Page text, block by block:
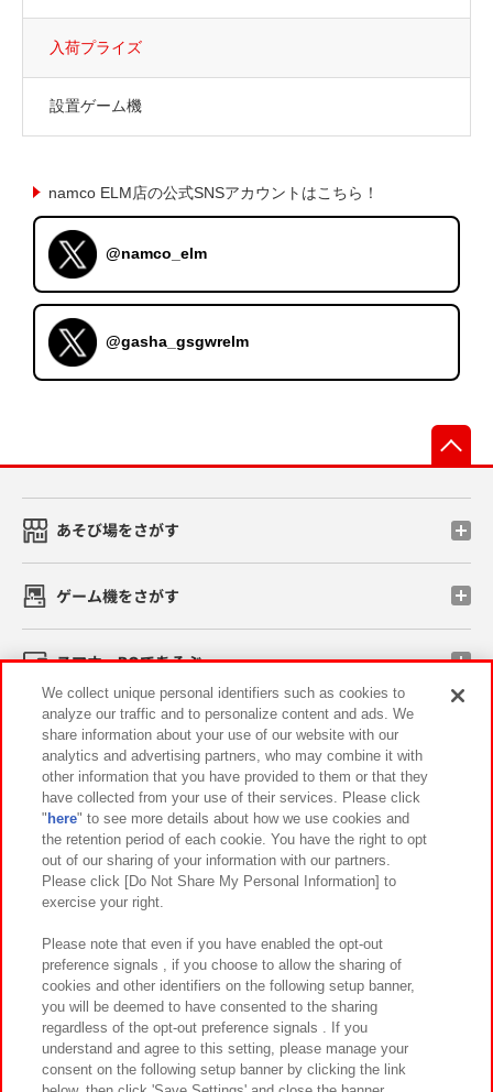
入荷プライズ
設置ゲーム機
namco ELM店の公式SNSアカウントはこちら！
@namco_elm
@gasha_gsgwrelm
あそび場をさがす
ゲーム機をさがす
スマホ・PCであそぶ
イベント・キャンペーン
関連会社 サステナビリティ サイトポリシー
プライバシーポリシー ウェブアクセシビリティ方針と検証結果
お取引先さまとともに
カスタマーハラスメント対応方針 よくあるご質問・お問い合わせ
We collect unique personal identifiers such as cookies to
analyze our traffic and to personalize content and ads. We
share information about your use of our website with our
analytics and advertising partners, who may combine it with
other information that you have provided to them or that they
have collected from your use of their services. Please click
" here" to see more details about how we use cookies and
the retention period of each cookie. You have the right to opt
out of our sharing of your information with our partners.
Please click [Do Not Share My Personal Information] to
exercise your right.
Please note that even if you have enabled the opt-out
preference signals , if you choose to allow the sharing of
cookies and other identifiers on the following setup banner,
you will be deemed to have consented to the sharing
regardless of the opt-out preference signals . If you
understand and agree to this setting, please manage your
consent on the following setup banner by clicking the link